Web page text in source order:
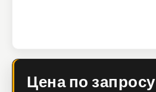
Цена по запросу